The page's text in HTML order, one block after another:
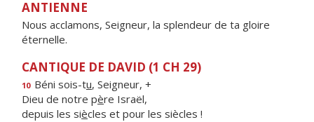
ANTIENNE
Nous acclamons, Seigneur, la splendeur de ta gloire
éternelle.
CANTIQUE DE DAVID (1 CH 29)
10 Béni sois-tu, Seigneur, +
Dieu de notre père Israël,
depuis les siècles et pour les siècles !